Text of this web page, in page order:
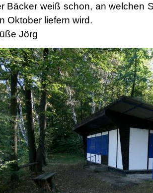
Bäcker weiß schon, an welchen
Oktober liefern wird.
Jörg